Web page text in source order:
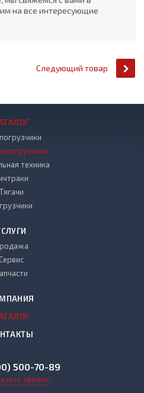
на все интересующие
Следующий товар
техника
Тягачи
Сервис
500-70-89
звонок